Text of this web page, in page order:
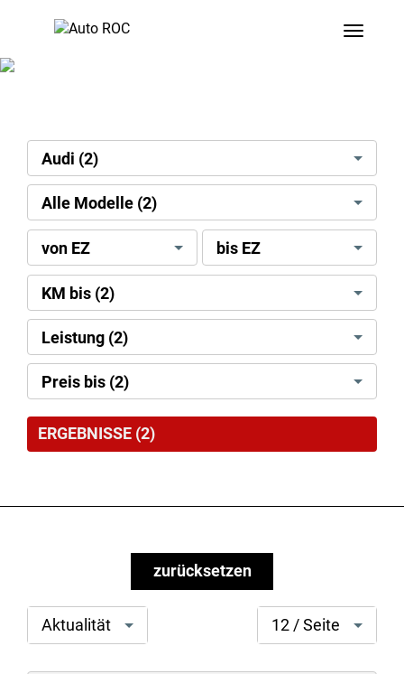
search[brand]
Audi (2)
search[model]
Alle Modelle (2)
search[license
date]
[min]
von EZ
search[license
date]
[max]
bis EZ
search[mileage]
KM bis (2)
search[power
kw]
Leistung (2)
search[display
price]
Preis bis (2)
ERGEBNISSE (2)
zurücksetzen
Option
auswählen
Aktualität
search[page
size]
12 / Seite